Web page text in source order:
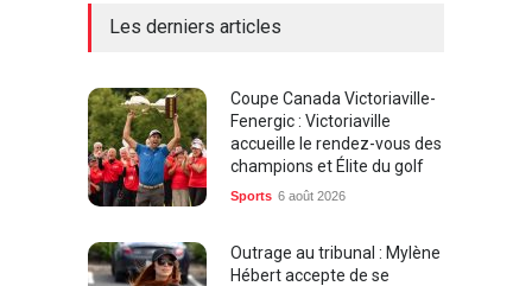
Les derniers articles
Coupe Canada Victoriaville-
Fenergic : Victoriaville
accueille le rendez-vous des
champions et Élite du golf
Sports 6 août 2026
Outrage au tribunal : Mylène
Hébert accepte de se